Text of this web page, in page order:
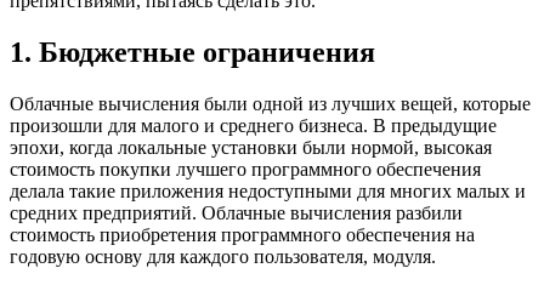
1. Бюджетные ограничения
Облачные вычисления были одной из лучших вещей, которые
произошли для малого и среднего бизнеса. В предыдущие
эпохи, когда локальные установки были нормой, высокая
стоимость покупки лучшего программного обеспечения
делала такие приложения недоступными для многих малых и
средних предприятий. Облачные вычисления разбили
стоимость приобретения программного обеспечения на
годовую основу для каждого пользователя, модуля.